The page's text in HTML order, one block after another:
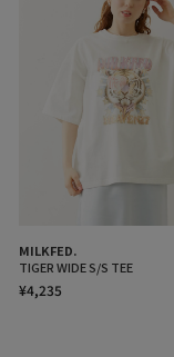
MILKFED.
TIGER WIDE S/S TEE
¥4,235